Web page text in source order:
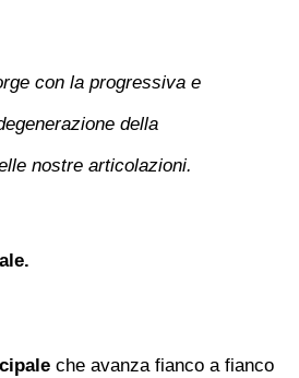
con la progressiva e
della
nostre articolazioni.
che avanza fianco a fianco